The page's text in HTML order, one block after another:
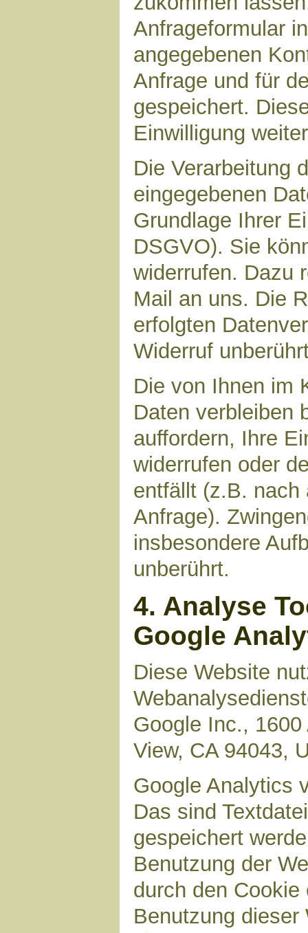
Anfrageformular
angegebenen
Anfrage und für
gespeichert.
Einwilligung
Die Verarbeitung
eingegebenen
Grundlage Ihrer
DSGVO). Sie
widerrufen. Dazu
Mail an uns. Die
erfolgten
Widerruf
Die von Ihnen im
Daten verbleiben
auffordern, Ihre
widerrufen oder
entfällt (z.B. nach
Anfrage).
insbesondere
unberührt.
4. Analyse
Google
Diese Website
Google Inc.,
View, CA 94043,
Google Analytics
Das sind
gespeichert
Benutzung der
durch den
Benutzung dieser